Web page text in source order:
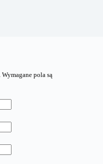
Wymagane pola są